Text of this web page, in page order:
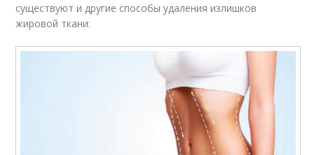
существуют и другие способы удаления излишков
жировой ткани: